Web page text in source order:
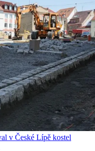
v České Lípě kostel